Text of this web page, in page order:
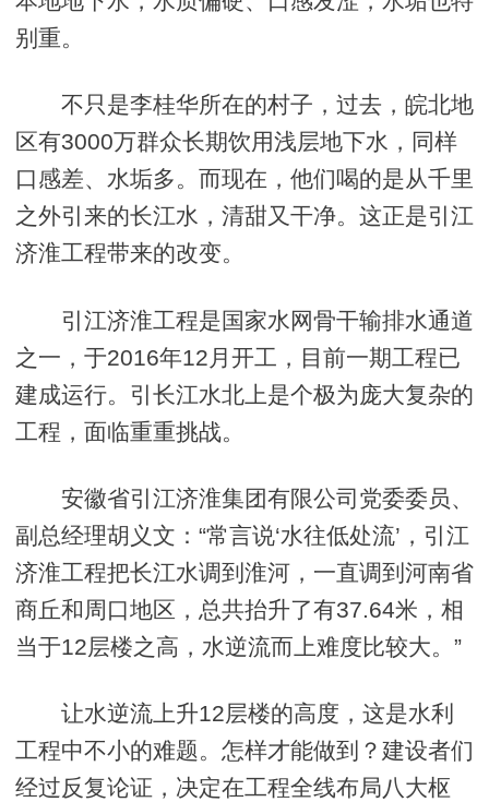
别重。
不只是李桂华所在的村子，过去，皖北地
区有3000万群众长期饮用浅层地下水，同样
口感差、水垢多。而现在，他们喝的是从千里
之外引来的长江水，清甜又干净。这正是引江
济淮工程带来的改变。
引江济淮工程是国家水网骨干输排水通道
之一，于2016年12月开工，目前一期工程已
建成运行。引长江水北上是个极为庞大复杂的
工程，面临重重挑战。
安徽省引江济淮集团有限公司党委委员、
副总经理胡义文：“常言说‘水往低处流’，引江
济淮工程把长江水调到淮河，一直调到河南省
商丘和周口地区，总共抬升了有37.64米，相
当于12层楼之高，水逆流而上难度比较大。”
让水逆流上升12层楼的高度，这是水利
工程中不小的难题。怎样才能做到？建设者们
经过反复论证，决定在工程全线布局八大枢